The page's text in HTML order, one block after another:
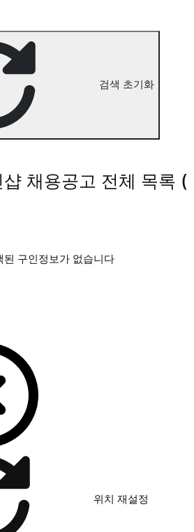
검색 초기화
채용공고 전체 목록 (
된 구인정보가 없습니다
위치 재설정